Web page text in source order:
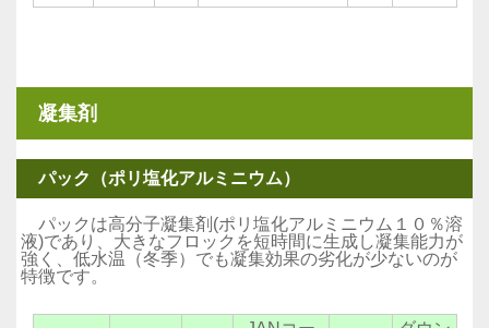
凝集剤
パック（ポリ塩化アルミニウム）
パックは高分子凝集剤(ポリ塩化アルミニウム１０％溶
液)であり、大きなフロックを短時間に生成し凝集能力が
強く、低水温（冬季）でも凝集効果の劣化が少ないのが
特徴です。